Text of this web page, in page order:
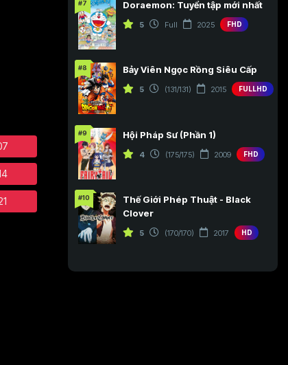
#7 Doraemon: Tuyển tập mới nhất
5 Full 2025 FHD
#8 Bảy Viên Ngọc Rồng Siêu Cấp
5 (131/131) 2015 FULLHD
#9 Hội Pháp Sư (Phần 1)
4 (175/175) 2009 FHD
#10
Thế Giới Phép Thuật - Black
Clover
5 (170/170) 2017 HD